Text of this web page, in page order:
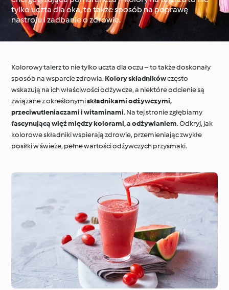
Dookoła świata z
Cookidoo®
Techniki kulinarne
tylko uczta dla oka, to także sposób na poprawę
nastroju i zadbanie o zdrowie.
Kolorowy talerz to nie tylko uczta dla oczu – to także doskonały
sposób na wsparcie zdrowia.Kolory składnikówczęsto
wskazują na ich właściwości odżywcze, a niektóre odcienie są
związane z określonymiskładnikami odżywczymi,
przeciwutleniaczami i witaminami. Na tej stronie zgłębiamy
fascynującą więź między kolorami, a odżywianiem. Odkryj, jak
kolorowe składniki wspierają zdrowie, przemieniając zwykłe
posiłki w świeże, pełne wartości odżywczych przysmaki.